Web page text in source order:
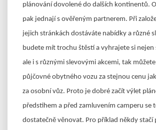
plánování dovolené do dalších kontinentů.
pak jednají s ověřeným partnerem. Při
jejich stránkách dostáváte nabídky a různé
budete mít trochu štěstí a vyhrajete si nejen
ale i s různými slevovými akcemi, tak
půjčovné obytného vozu za stejnou cenu
za osobní vůz. Proto je dobré začít výlet
předstihem a před zamluvením camperu se
dostatečně věnovat. Pro příklad někdy stačí